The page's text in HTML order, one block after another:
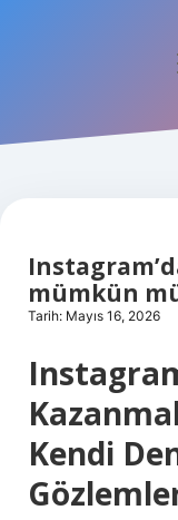
Hakkımızda
mümkün
Tarih: Mayıs 16, 2026
Kendi